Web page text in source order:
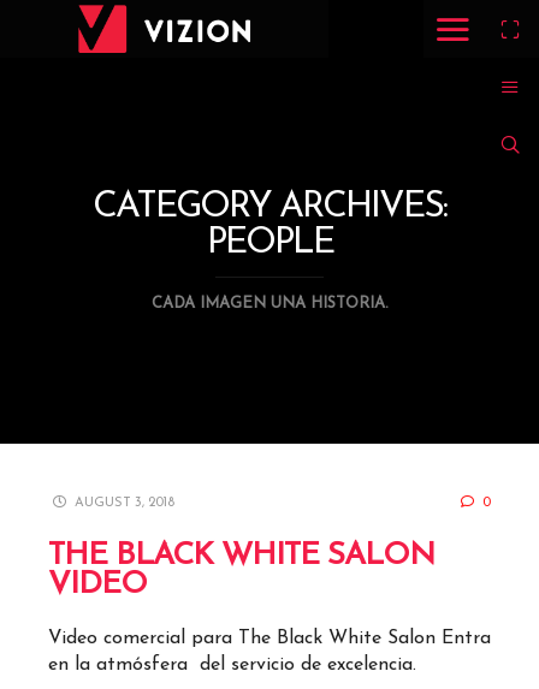
CATEGORY ARCHIVES:
PEOPLE
CADA IMAGEN UNA HISTORIA.
AUGUST 3, 2018 0
THE BLACK WHITE SALON
VIDEO
Video comercial para The Black White Salon Entra
en la atmósfera del servicio de excelencia.